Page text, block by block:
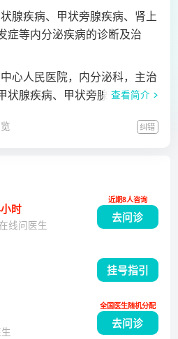
腺疾病、甲状旁腺疾病、肾上
症等内分泌疾病的诊断及治
心人民医院，内分泌科，主治
状腺疾病、甲状旁腺疾病、肾
患者，参与科室的科研工作。
查看简介
纠错
时
线问医生
去问诊
近期8人咨询
挂号指引
去问诊
全国医生随机分配